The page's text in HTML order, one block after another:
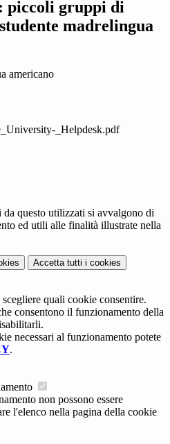
piccoli gruppi di
madrelingua
americano
_Helpdesk.pdf
questo utilizzati si avvalgono di
ed utili alle finalità illustrate nella
Accetta tutti i cookies
quali cookie consentire.
consentono il funzionamento della
necessari al funzionamento potete
.
non possono essere
l'elenco nella pagina della cookie